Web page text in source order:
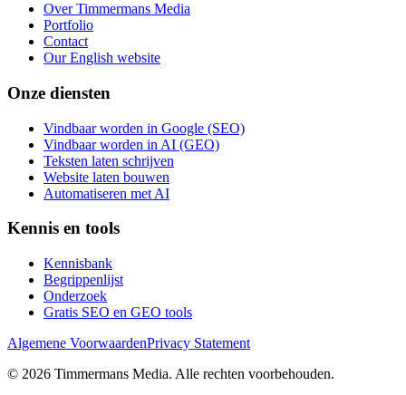
Over Timmermans Media
Portfolio
Contact
Our English website
Onze diensten
Vindbaar worden in Google (SEO)
Vindbaar worden in AI (GEO)
Teksten laten schrijven
Website laten bouwen
Automatiseren met AI
Kennis en tools
Kennisbank
Begrippenlijst
Onderzoek
Gratis SEO en GEO tools
Algemene VoorwaardenPrivacy Statement
© 2026 Timmermans Media. Alle rechten voorbehouden.